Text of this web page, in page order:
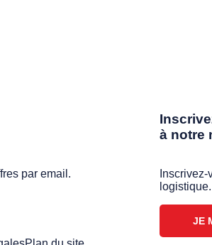
par email.
à notre
logistique.
JE